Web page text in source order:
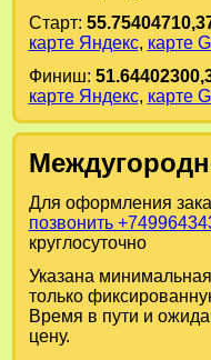
Старт:
карте Яндекс, карте
Финиш:
карте Яндекс, карте
Для оформления
позвонить
круглосуточно
Указана
только
Время в пути и
цену.